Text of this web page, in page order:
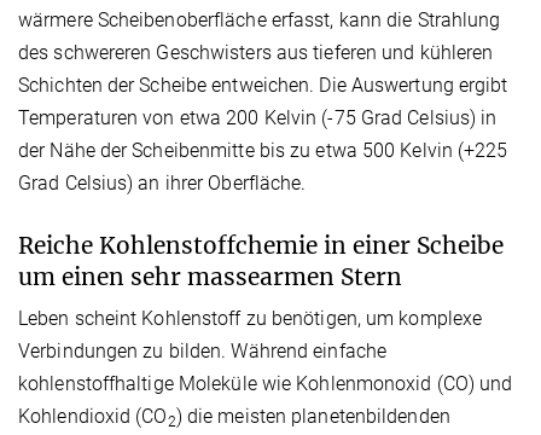
wärmere Scheibenoberfläche erfasst, kann die Strahlung
des schwereren Geschwisters aus tieferen und kühleren
Schichten der Scheibe entweichen. Die Auswertung ergibt
Temperaturen von etwa 200 Kelvin (-75 Grad Celsius) in
der Nähe der Scheibenmitte bis zu etwa 500 Kelvin (+225
Grad Celsius) an ihrer Oberfläche.
Reiche Kohlenstoffchemie in einer Scheibe
um einen sehr massearmen Stern
Leben scheint Kohlenstoff zu benötigen, um komplexe
Verbindungen zu bilden. Während einfache
kohlenstoffhaltige Moleküle wie Kohlenmonoxid (CO) und
Kohlendioxid (CO2) die meisten planetenbildenden